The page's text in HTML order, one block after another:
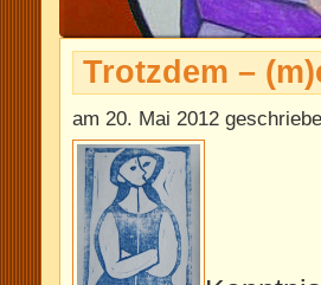
Trotzdem –
am 20. Mai 2012
Ich